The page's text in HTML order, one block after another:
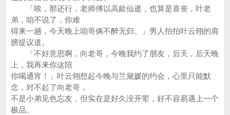
「唉，那还行，老师傅以高龄仙逝，也算是喜丧，叶老
弟，咱不说了，你难
得来一趟，今天晚上咱哥俩不醉无归。」男人拍拍叶云翎的肩
膀提议道。
「不好意思啊，向老哥，今晚我约了朋友，后天，后天晚
上，我再来你这陪
你喝通宵！」叶云翎想起今晚与兰黛媛的约会，心里只能默
念，对不起了向老哥，
不是小弟见色忘友，但实在是好久没开荤，好不容易遇上一个
极品。